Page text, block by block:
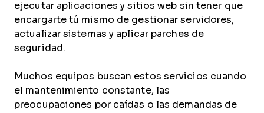
ejecutar aplicaciones y sitios web sin tener que
encargarte tú mismo de gestionar servidores,
actualizar sistemas y aplicar parches de
seguridad.
Muchos equipos buscan estos servicios cuando
el mantenimiento constante, las
preocupaciones por caídas o las demandas de